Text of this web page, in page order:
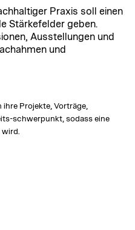
Praxis soll einen
Stärkefelder geben.
Ausstellungen und
und
Projekte, Vorträge,
schwerpunkt, sodass eine